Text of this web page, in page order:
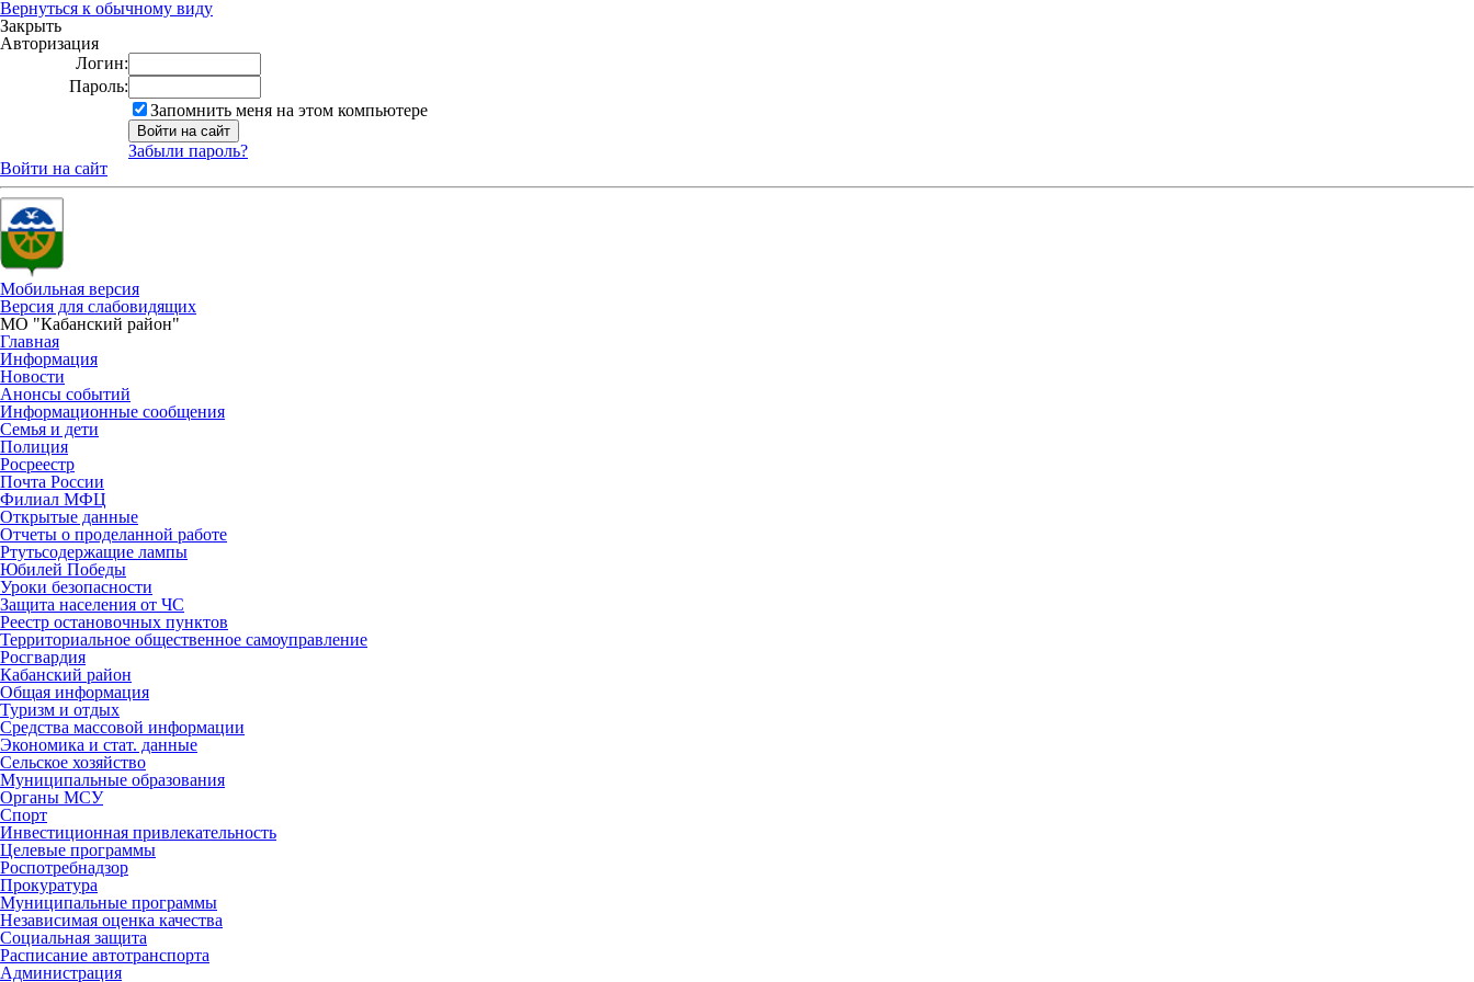
Вернуться к обычному виду
Закрыть
Авторизация
Логин:
Пароль:
Запомнить меня на этом компьютере
Забыли пароль?
Войти на сайт
Мобильная версия
Версия для слабовидящих
МО "Кабанский район"
Главная
Информация
Новости
Анонсы событий
Информационные сообщения
Семья и дети
Полиция
Росреестр
Почта России
Филиал МФЦ
Открытые данные
Отчеты о проделанной работе
Ртутьсодержащие лампы
Юбилей Победы
Уроки безопасности
Защита населения от ЧС
Реестр остановочных пунктов
Территориальное общественное самоуправление
Росгвардия
Кабанский район
Общая информация
Туризм и отдых
Средства массовой информации
Экономика и стат. данные
Сельское хозяйство
Муниципальные образования
Органы МСУ
Спорт
Инвестиционная привлекательность
Целевые программы
Роспотребнадзор
Прокуратура
Муниципальные программы
Независимая оценка качества
Социальная защита
Расписание автотранспорта
Администрация